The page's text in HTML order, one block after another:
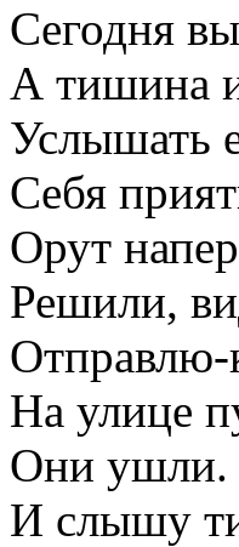
Сегодня
А тишина
Услышать
Себя
Орут
Решили,
Отправлю-
На улице
Они ушли.
И слышу